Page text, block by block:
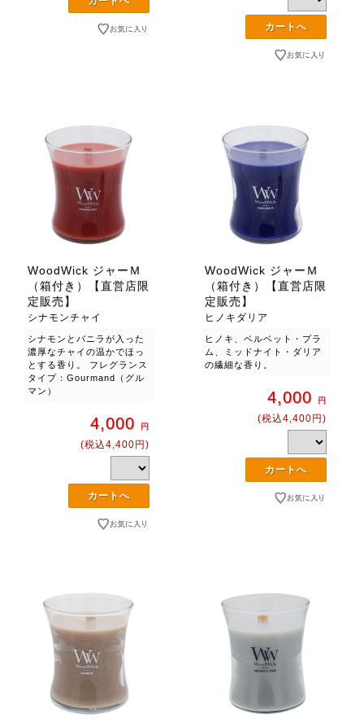
WoodWick ジャーＭ
（箱付き）【直営店限
定販売】
シナモンチャイ
シナモンとバニラが入った
濃厚なチャイの温かでほっ
とする香り。 フレグランス
タイプ：Gourmand（グル
マン）
4,000 円
(税込4,400円)
WoodWick ジャーＭ
（箱付き）【直営店限
定販売】
ヒノキダリア
ヒノキ、ベルベット・プラ
ム、ミッドナイト・ダリア
の繊細な香り。
4,000 円
(税込4,400円)